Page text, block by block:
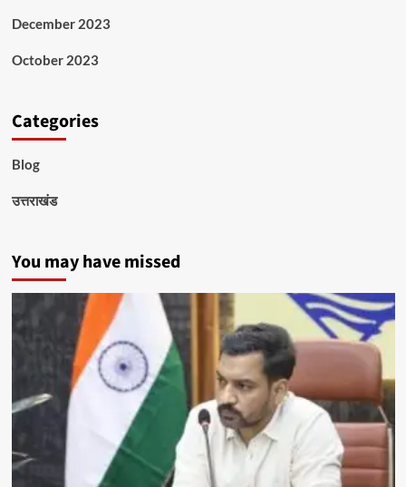
December 2023
October 2023
Categories
Blog
उत्तराखंड
You may have missed